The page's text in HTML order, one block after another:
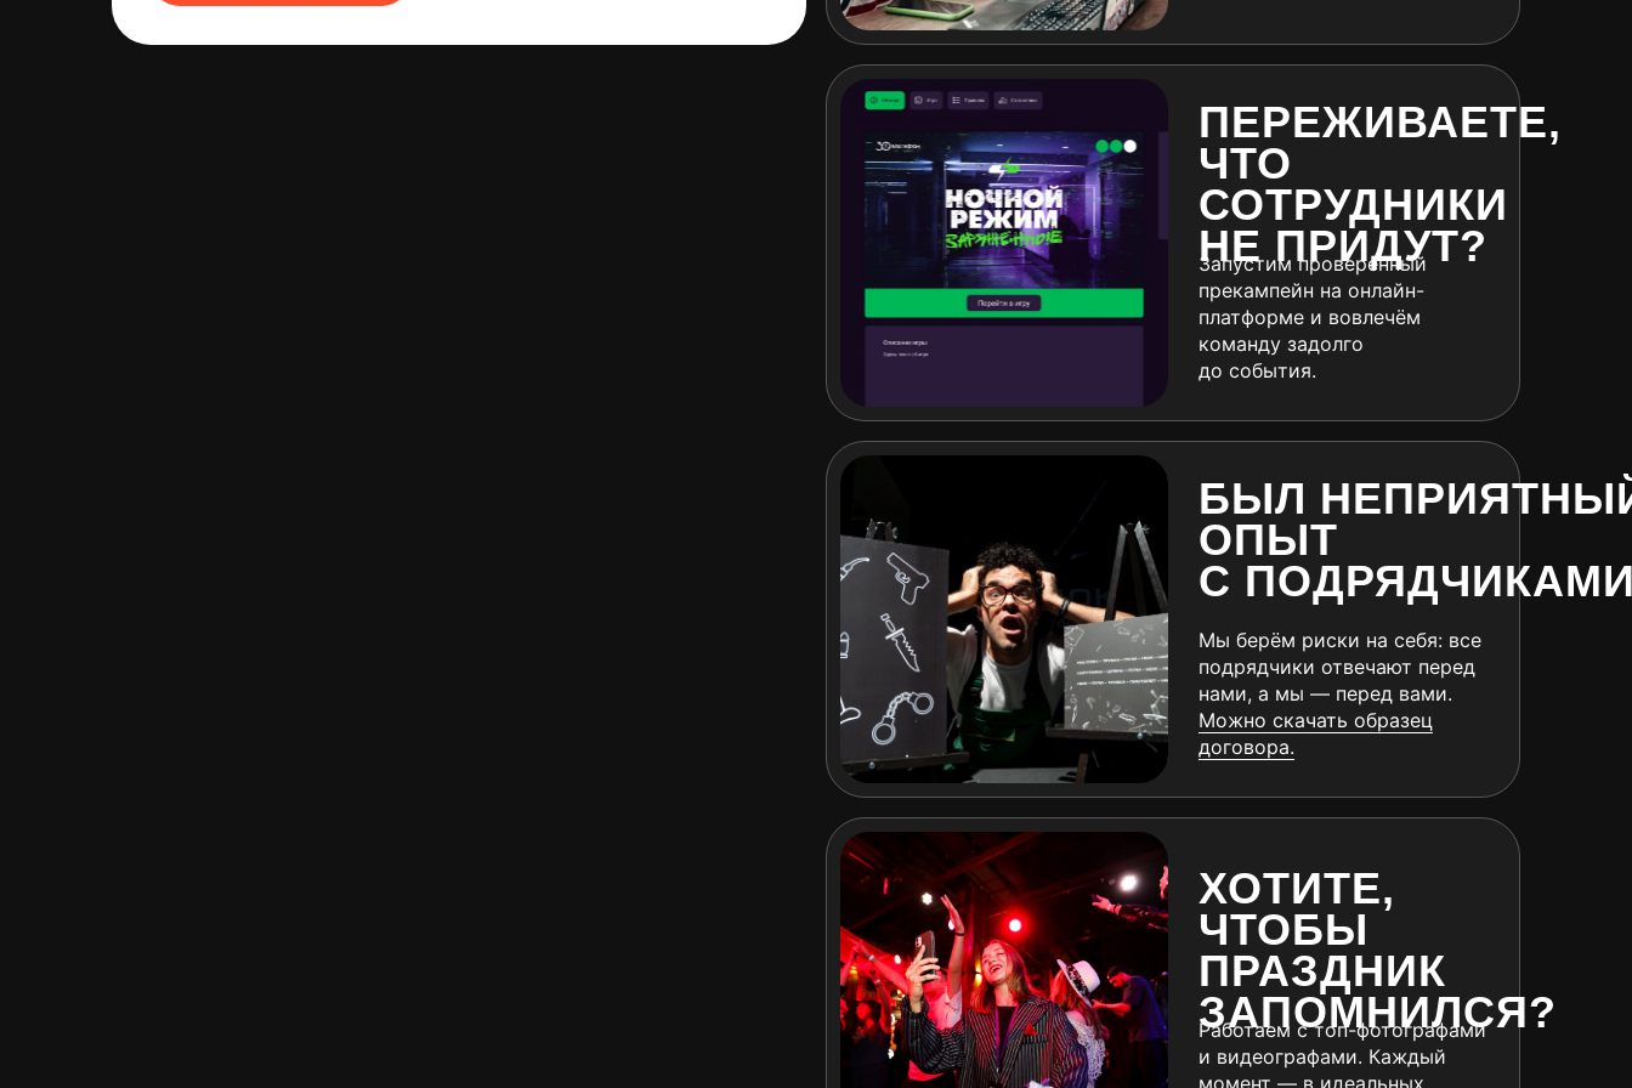
БЫЛ
ОПЫТ
С
Мы берём риски на себя: все
подрядчики отвечают перед
нами, а мы — перед вами.
Можно скачать образец
договора.
ПЕРЕЖИВАЕТЕ,
ЧТО
СОТРУДНИКИ
НЕ ПРИДУТ?
Запустим проверенный
прекампейн на онлайн-
платформе и вовлечём
команду задолго
до события.
ХОТИТЕ,
ЧТОБЫ
ПРАЗДНИК
ЗАПОМНИЛСЯ?
Работаем с топ-фотографами
и видеографами. Каждый
момент — в идеальных